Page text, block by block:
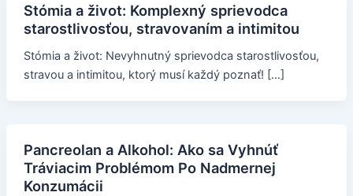
Stómia a život: Komplexný sprievodca
starostlivosťou, stravovaním a intimitou
Stómia a život: Nevyhnutný sprievodca starostlivosťou,
stravou a intimitou, ktorý musí každý poznať! […]
Pancreolan a Alkohol: Ako sa Vyhnúť
Tráviacim Problémom Po Nadmernej
Konzumácii